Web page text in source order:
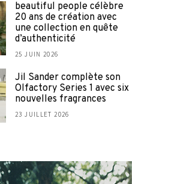
beautiful people célèbre
20 ans de création avec
une collection en quête
d’authenticité
25 JUIN 2026
Jil Sander complète son
Olfactory Series 1 avec six
nouvelles fragrances
23 JUILLET 2026